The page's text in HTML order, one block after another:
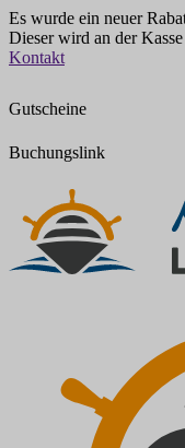
Es wurde ein neuer
Dieser wird an der
Zum
Kontakt
Gutscheine
Buchungslink